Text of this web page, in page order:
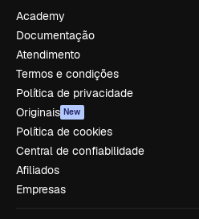
Academy
Documentação
Atendimento
Termos e condições
Política de privacidade
Originais New
Política de cookies
Central de confiabilidade
Afiliados
Empresas